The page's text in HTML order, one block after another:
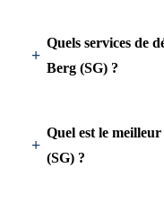
Quels services de
Berg (SG) ?
Quel est le
(SG) ?